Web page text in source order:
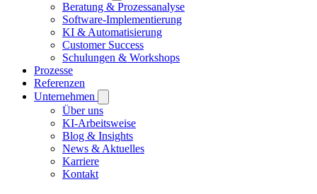
Beratung & Prozessanalyse
Software-Implementierung
KI & Automatisierung
Customer Success
Schulungen & Workshops
Prozesse
Referenzen
Unternehmen
Über uns
KI-Arbeitsweise
Blog & Insights
News & Aktuelles
Karriere
Kontakt